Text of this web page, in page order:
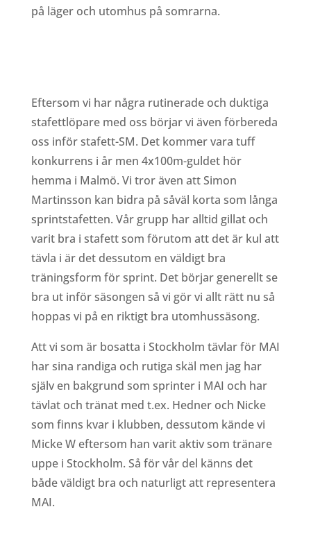
på läger och utomhus på somrarna.
Eftersom vi har några rutinerade och duktiga
stafettlöpare med oss börjar vi även förbereda
oss inför stafett-SM. Det kommer vara tuff
konkurrens i år men 4x100m-guldet hör
hemma i Malmö. Vi tror även att Simon
Martinsson kan bidra på såväl korta som långa
sprintstafetten. Vår grupp har alltid gillat och
varit bra i stafett som förutom att det är kul att
tävla i är det dessutom en väldigt bra
träningsform för sprint. Det börjar generellt se
bra ut inför säsongen så vi gör vi allt rätt nu så
hoppas vi på en riktigt bra utomhussäsong.
Att vi som är bosatta i Stockholm tävlar för MAI
har sina randiga och rutiga skäl men jag har
själv en bakgrund som sprinter i MAI och har
tävlat och tränat med t.ex. Hedner och Nicke
som finns kvar i klubben, dessutom kände vi
Micke W eftersom han varit aktiv som tränare
uppe i Stockholm. Så för vår del känns det
både väldigt bra och naturligt att representera
MAI.